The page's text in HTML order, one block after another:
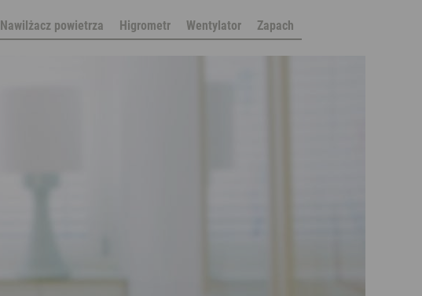
Nawilżacz powietrza Higrometr Wentylator Zapach